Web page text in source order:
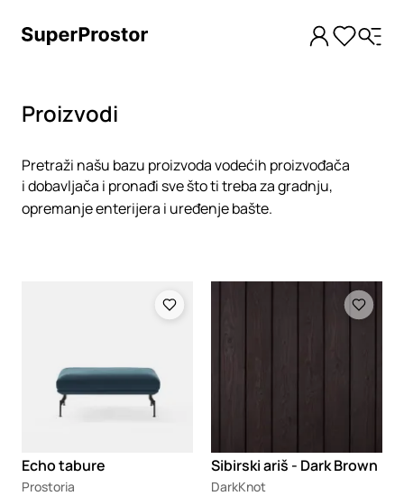
Proizvodi
Pretraži našu bazu proizvoda vodećih proizvođača
i dobavljača i pronađi sve što ti treba za gradnju,
opremanje enterijera i uređenje bašte.
Echo tabure
Prostoria
Sibirski ariš - Dark Brown
DarkKnot